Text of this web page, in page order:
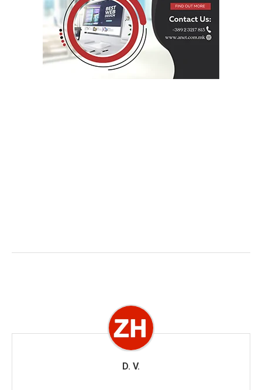
D. V.